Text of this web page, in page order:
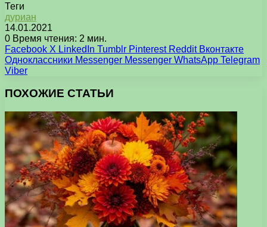
Теги
дуриан
14.01.2021
0 Время чтения: 2 мин.
Facebook X LinkedIn Tumblr Pinterest Reddit Вконтакте
Одноклассники Messenger Messenger WhatsApp Telegram
Viber
ПОХОЖИЕ СТАТЬИ